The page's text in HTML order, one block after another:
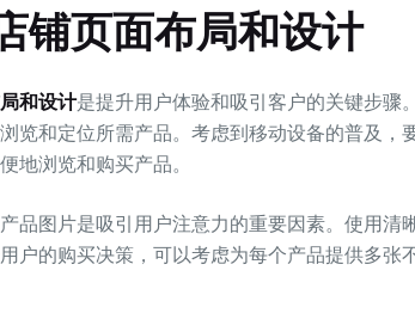
页面布局和设计
和设计是提升用户体验和吸引客户的关键步骤
览和定位所需产品。考虑到移动设备的普及，
地浏览和购买产品。
图片是吸引用户注意力的重要因素。使用清
户的购买决策，可以考虑为每个产品提供多张